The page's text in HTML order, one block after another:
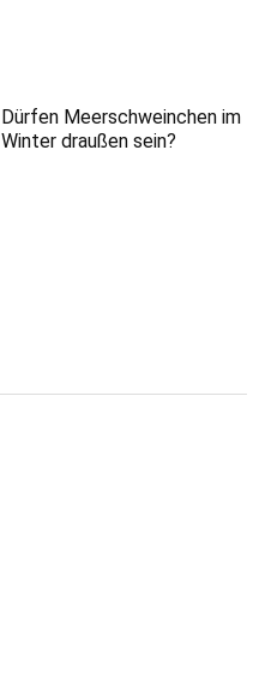
Dürfen Meerschweinchen im
Winter draußen sein?